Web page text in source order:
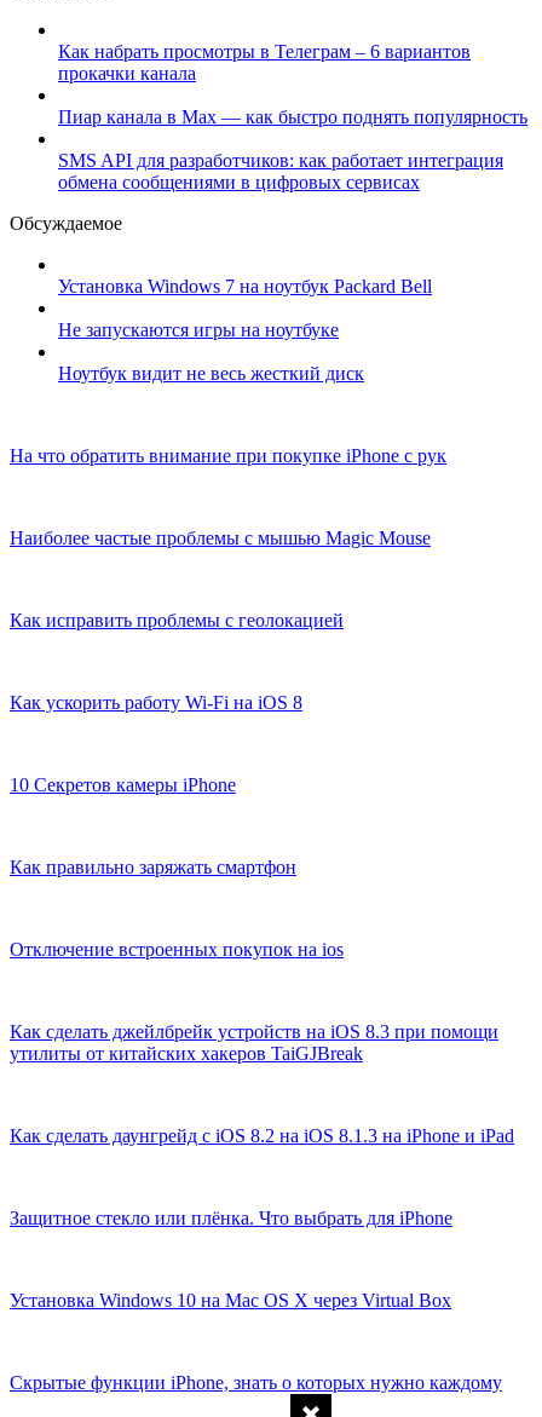
Как набрать просмотры в Телеграм – 6 вариантов
прокачки канала
Пиар канала в Max — как быстро поднять популярность
SMS API для разработчиков: как работает интеграция
обмена сообщениями в цифровых сервисах
Обсуждаемое
Установка Windows 7 на ноутбук Packard Bell
Не запускаются игры на ноутбуке
Ноутбук видит не весь жесткий диск
На что обратить внимание при покупке iPhone с рук
Наиболее частые проблемы с мышью Magic Mouse
Как исправить проблемы с геолокацией
Как ускорить работу Wi-Fi на iOS 8
10 Секретов камеры iPhone
Как правильно заряжать смартфон
Отключение встроенных покупок на ios
Как сделать джейлбрейк устройств на iOS 8.3 при помощи
утилиты от китайских хакеров TaiGJBreak
Как сделать даунгрейд с iOS 8.2 на iOS 8.1.3 на iPhone и iPad
Защитное стекло или плёнка. Что выбрать для iPhone
Установка Windows 10 на Mac OS X через Virtual Box
Скрытые функции iPhone, знать о которых нужно каждому